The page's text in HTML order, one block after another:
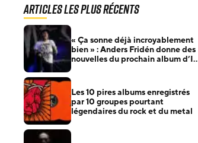
Articles les plus récents
« Ça sonne déjà incroyablement
bien » : Anders Fridén donne des
nouvelles du prochain album d’In
Les 10 pires albums enregistrés
par 10 groupes pourtant
légendaires du rock et du metal